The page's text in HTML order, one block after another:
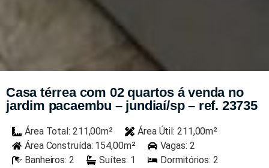
Casa térrea com 02 quartos á venda no
jardim pacaembu – jundiaí/sp – ref. 23735
Área Total: 211,00m²
Área Útil: 211,00m²
Área Construída: 154,00m²
Vagas: 2
Banheiros: 2
Suítes: 1 Dormitórios: 2